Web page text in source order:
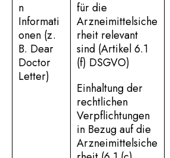
n
Informati
onen (z.
B. Dear
Doctor
Letter)
für die
Arzneimittelsiche
rheit relevant
sind (Artikel 6.1
(f) DSGVO)
Einhaltung der
rechtlichen
Verpflichtungen
in Bezug auf die
Arzneimittelsiche